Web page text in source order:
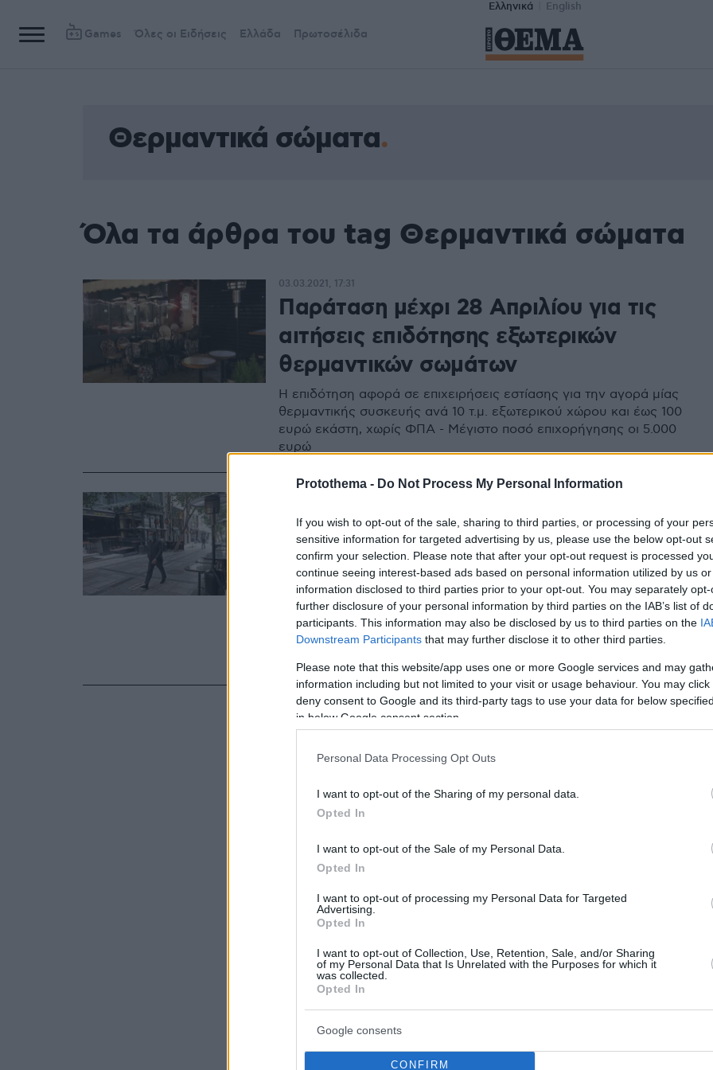
Protothema - Do Not Process My Personal Information
If you wish to opt-out of the sale, sharing to third parties, or processing of your
sensitive information for targeted advertising by us, please use the below opt-out
confirm your selection. Please note that after your opt-out request is processed
continue seeing interest-based ads based on personal information utilized by us
information disclosed to third parties prior to your opt-out. You may separately
further disclosure of your personal information by third parties on the IAB’s list of
participants. This information may also be disclosed by us to third parties on the
Downstream Participants that may further disclose it to other third parties.
Please note that this website/app uses one or more Google services and may
information including but not limited to your visit or usage behaviour. You may
deny consent to Google and its third-party tags to use your data for below
in below Google consent section.
Personal Data Processing Opt Outs
I want to opt-out of the Sharing of my personal data.
Opted In
I want to opt-out of the Sale of my Personal Data.
Opted In
I want to opt-out of processing my Personal Data for Targeted
Advertising.
Opted In
I want to opt-out of Collection, Use, Retention, Sale, and/or Sharing
of my Personal Data that Is Unrelated with the Purposes for which it
was collected.
Opted In
Google consents
CONFIRM
Ελληνικά English
Games Όλες οι Ειδήσεις Ελλάδα Πρωτοσέλιδα
Θερμαντικά σώματα
Όλα τα άρθρα του tag Θερμαντικά σώματα
Παράταση μέχρι 28 Απριλίου για τις
αιτήσεις επιδότησης εξωτερικών
θερμαντικών σωμάτων
Η επιδότηση αφορά σε επιχειρήσεις εστίασης για την αγορά μίας
θερμαντικής συσκευής ανά 10 τ.μ. εξωτερικού χώρου και έως 100
ευρώ εκάστη, χωρίς ΦΠΑ - Μέγιστο ποσό επιχορήγησης οι 5.000
ευρώ
03.03.2021, 17:31
Και τα ξενοδοχεία στο μέτρο
επιδότησης έως και 5.000 ευρώ για
αγορά θερμαντικών σωμάτων
Τα ξενοδοχεία και τα τουριστικά καταλύματα μπορούν να
ενταχθούν στο μέτρο επιδότησης της αγοράς θερμαντικών
σωμάτων για εξωτερικούς χώρους – Στόχος να χρησιμοποιούν
τους εξωτερικούς χώρους εστίασης που διαθέτουν